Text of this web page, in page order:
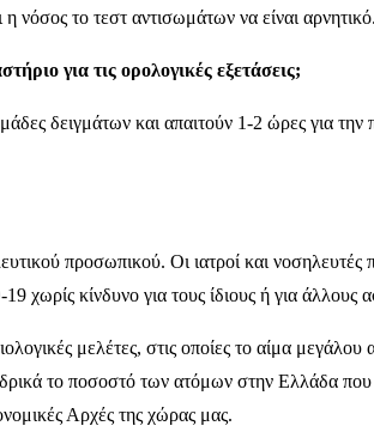
το τεστ αντισωμάτων να είναι αρνητικό.
για τις ορολογικές εξετάσεις;
δειγμάτων και απαιτούν 1-2 ώρες για
προσωπικού. Οι ιατροί και
κίνδυνο για τους ίδιους ή για άλλους
μελέτες, στις οποίες το αίμα
το ποσοστό των ατόμων στην Ελλάδα
Αρχές της χώρας μας.